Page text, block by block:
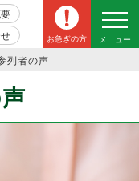
お急ぎの方 メニュー
列者の声